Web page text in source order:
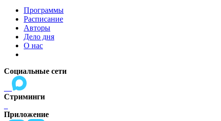
Программы
Расписание
Авторы
Дело дня
О нас
Социальные сети
Стриминги
Приложение